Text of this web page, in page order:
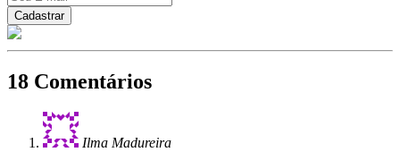
18 Comentários
Ilma Madureira